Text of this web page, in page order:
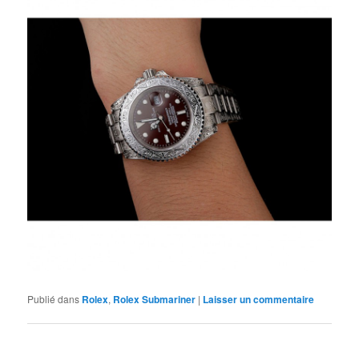
Publié dans Rolex, Rolex Submariner | Laisser un commentaire